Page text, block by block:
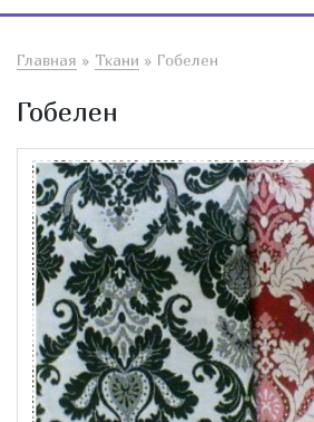
Главная » Ткани » Гобелен
Гобелен